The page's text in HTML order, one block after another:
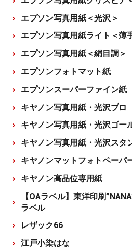
エプソン写真用紙＜光沢＞
エプソン写真用紙ライト＜薄
エプソン写真用紙＜絹目調＞
エプソンフォトマット紙
エプソンスーパーファイン紙
キヤノン写真用紙・光沢プロ
キヤノン写真用紙・光沢ゴー
キヤノン写真用紙・光沢スタ
キヤノンマットフォトペーパ
キヤノン高品位専用紙
【OAラベル】東洋印刷
ラベル
レザック66
江戸小染はな